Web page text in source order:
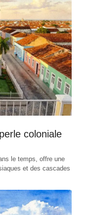
coloniale
le temps, offre une
et des cascades